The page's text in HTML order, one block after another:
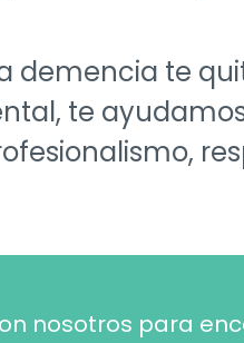
demencia te
te
nosotros para